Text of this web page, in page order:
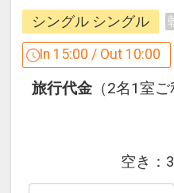
JR西日本グループ
ーン♪
「食事なしプラン
●「食事なしプラ
ン」を掲載してい
※ご覧のページが
シングル シングル
In 15:00 / Out 10:00
旅行代金 （2名1室
空き：